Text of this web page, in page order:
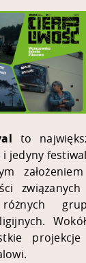
to
jedyny
różnych